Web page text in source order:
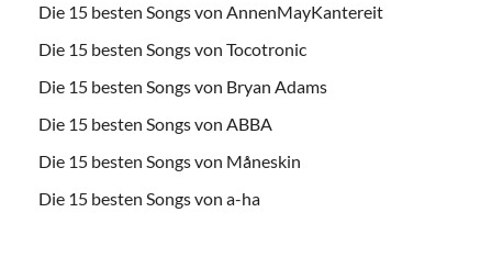
Die 15 besten Songs von AnnenMayKantereit
Die 15 besten Songs von Tocotronic
Die 15 besten Songs von Bryan Adams
Die 15 besten Songs von ABBA
Die 15 besten Songs von Måneskin
Die 15 besten Songs von a-ha